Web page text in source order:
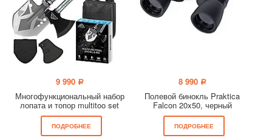
9 990 a
Многофункциональный набор
лопата и топор multitoo set
ПОДРОБНЕЕ
8 990 a
Полевой бинокль Praktica
Falcon 20x50, черный
ПОДРОБНЕЕ